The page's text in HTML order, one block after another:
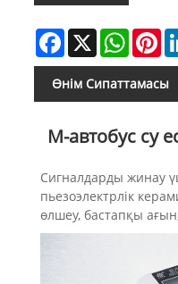
Facebook
X
Өнім Сипаттамасы
М-автобус су
Сигналдарды жинау
пьезоэлектрлік
өлшеу, бастапқы